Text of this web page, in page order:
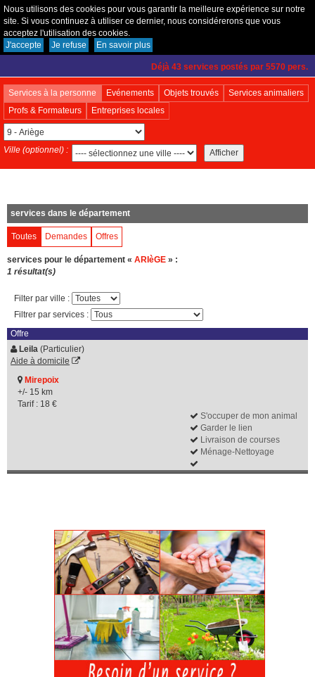
Nous utilisons des cookies pour vous garantir la meilleure expérience sur notre
site. Si vous continuez à utiliser ce dernier, nous considérerons que vous
acceptez l'utilisation des cookies.
J'accepte
Je refuse En savoir plusCréer un compte
Déjà 43 services postés par 5570 pers.
Services à la personne Evénements Objets trouvés
Services animaliers
Profs & Formateurs
Entreprises locales
Ville (optionnel) :
services dans le département
Toutes Demandes Offres
services pour le département « ARIèGE » :
1 résultat(s)
Filter par ville :
Filtrer par services :
Offre
Leila (Particulier)
Aide à domicile
Mirepoix
+/- 15 km
Tarif : 18 €
S'occuper de mon animal
Garder le lien
Livraison de courses
Ménage-Nettoyage